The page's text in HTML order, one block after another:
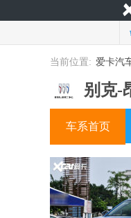
当前位置: 爱卡汽
别克-
车系首页